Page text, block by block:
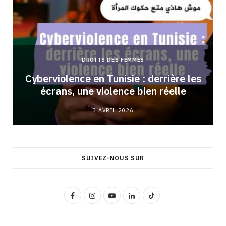
DROITS DES FEMMES
Cyberviolence en Tunisie : derrière les
écrans, une violence bien réelle
3 AVRIL 2026
SUIVEZ-NOUS SUR
F
I
Y
L
T